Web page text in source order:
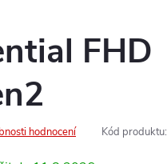
FHD
hodnocení Kód produktu: